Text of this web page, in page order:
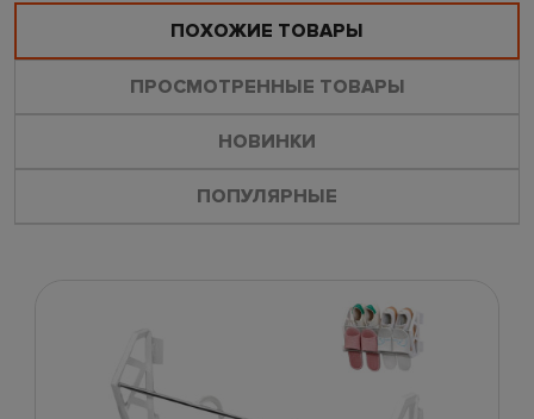
ПОХОЖИЕ ТОВАРЫ
ПРОСМОТРЕННЫЕ ТОВАРЫ
НОВИНКИ
ПОПУЛЯРНЫЕ